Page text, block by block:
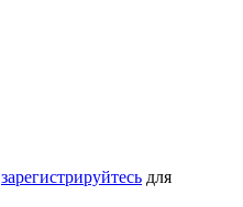
зарегистрируйтесь для